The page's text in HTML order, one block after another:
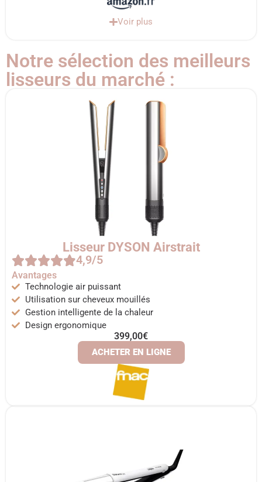
Voir plus
Notre sélection des meilleurs
lisseurs du marché :
Lisseur DYSON Airstrait
4,9/5
Avantages
Technologie air puissant
Utilisation sur cheveux mouillés
Gestion intelligente de la chaleur
Design ergonomique
399,00€
ACHETER EN LIGNE